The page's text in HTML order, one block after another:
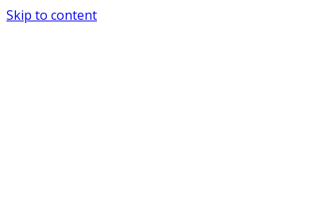
Skip to content